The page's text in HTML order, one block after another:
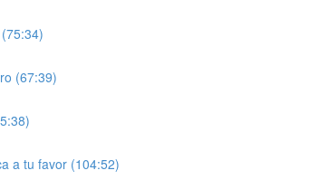
(67:39)
a tu favor (104:52)